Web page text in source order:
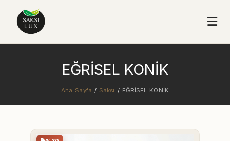
EĞRİSEL KONİK
Ana Sayfa / Saksı / EĞRİSEL KONİK